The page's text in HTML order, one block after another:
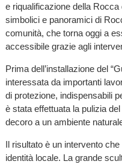
e riqualificazione della
simbolici e panoramici di
comunità, che torna oggi a
accessibile grazie agli
Prima dell’installazione del
interessata da importanti
di protezione, indispensabili
è stata effettuata la pulizia
decoro a un ambiente
Il risultato è un intervento
identità locale. La grande